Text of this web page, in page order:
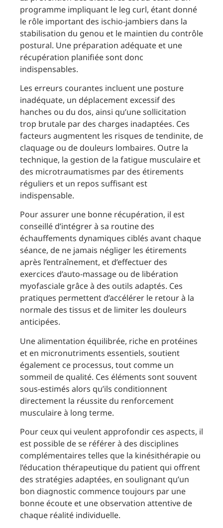
programme impliquant le leg curl, étant donné
le rôle important des ischio-jambiers dans la
stabilisation du genou et le maintien du contrôle
postural. Une préparation adéquate et une
récupération planifiée sont donc
indispensables.
Les erreurs courantes incluent une posture
inadéquate, un déplacement excessif des
hanches ou du dos, ainsi qu’une sollicitation
trop brutale par des charges inadaptées. Ces
facteurs augmentent les risques de tendinite, de
claquage ou de douleurs lombaires. Outre la
technique, la gestion de la fatigue musculaire et
des microtraumatismes par des étirements
réguliers et un repos suffisant est
indispensable.
Pour assurer une bonne récupération, il est
conseillé d’intégrer à sa routine des
échauffements dynamiques ciblés avant chaque
séance, de ne jamais négliger les étirements
après l’entraînement, et d’effectuer des
exercices d’auto-massage ou de libération
myofasciale grâce à des outils adaptés. Ces
pratiques permettent d’accélérer le retour à la
normale des tissus et de limiter les douleurs
anticipées.
Une alimentation équilibrée, riche en protéines
et en micronutriments essentiels, soutient
également ce processus, tout comme un
sommeil de qualité. Ces éléments sont souvent
sous-estimés alors qu’ils conditionnent
directement la réussite du renforcement
musculaire à long terme.
Pour ceux qui veulent approfondir ces aspects, il
est possible de se référer à des disciplines
complémentaires telles que la kinésithérapie ou
l’éducation thérapeutique du patient qui offrent
des stratégies adaptées, en soulignant qu’un
bon diagnostic commence toujours par une
bonne écoute et une observation attentive de
chaque réalité individuelle.